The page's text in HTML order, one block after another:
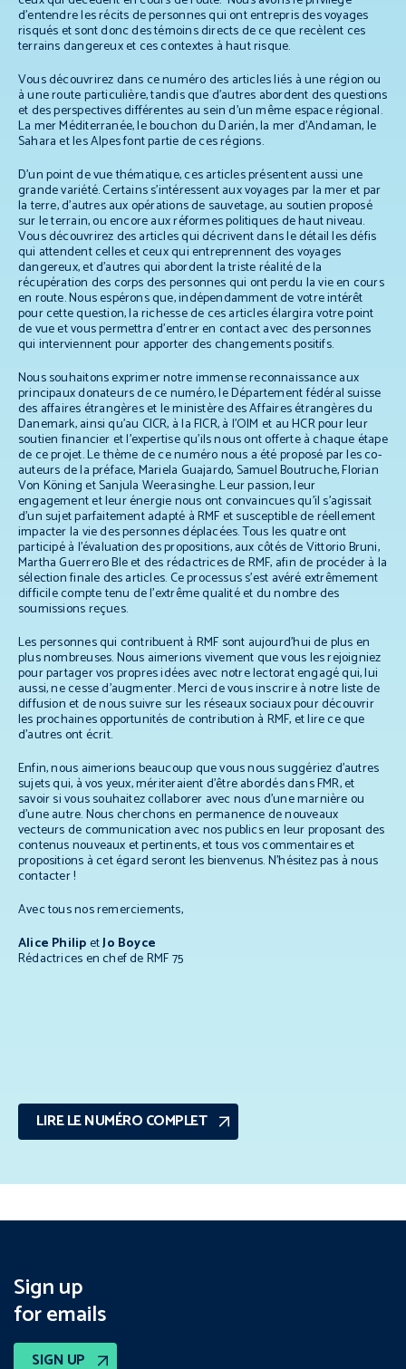
d’entendre les récits de personnes qui ont entrepris des voyages
risqués et sont donc des témoins directs de ce que recèlent ces
terrains dangereux et ces contextes à haut risque.
Vous découvrirez dans ce numéro des articles liés à une région ou
à une route particulière, tandis que d’autres abordent des questions
et des perspectives différentes au sein d’un même espace régional.
La mer Méditerranée, le bouchon du Darién, la mer d’Andaman, le
Sahara et les Alpes font partie de ces régions.
D’un point de vue thématique, ces articles présentent aussi une
grande variété. Certains s’intéressent aux voyages par la mer et par
la terre, d’autres aux opérations de sauvetage, au soutien proposé
sur le terrain, ou encore aux réformes politiques de haut niveau.
Vous découvrirez des articles qui décrivent dans le détail les défis
qui attendent celles et ceux qui entreprennent des voyages
dangereux, et d’autres qui abordent la triste réalité de la
récupération des corps des personnes qui ont perdu la vie en cours
en route. Nous espérons que, indépendamment de votre intérêt
pour cette question, la richesse de ces articles élargira votre point
de vue et vous permettra d’entrer en contact avec des personnes
qui interviennent pour apporter des changements positifs.
Nous souhaitons exprimer notre immense reconnaissance aux
principaux donateurs de ce numéro, le Département fédéral suisse
des affaires étrangères et le ministère des Affaires étrangères du
Danemark, ainsi qu’au CICR, à la FICR, à l’OIM et au HCR pour leur
soutien financier et l’expertise qu’ils nous ont offerte à chaque étape
de ce projet. Le thème de ce numéro nous a été proposé par les co-
auteurs de la préface, Mariela Guajardo, Samuel Boutruche, Florian
Von Köning et Sanjula Weerasinghe. Leur passion, leur
engagement et leur énergie nous ont convaincues qu’il s’agissait
d’un sujet parfaitement adapté à RMF et susceptible de réellement
impacter la vie des personnes déplacées. Tous les quatre ont
participé à l’évaluation des propositions, aux côtés de Vittorio Bruni,
Martha Guerrero Ble et des rédactrices de RMF, afin de procéder à la
sélection finale des articles. Ce processus s’est avéré extrêmement
difficile compte tenu de l’extrême qualité et du nombre des
soumissions reçues.
Les personnes qui contribuent à RMF sont aujourd’hui de plus en
plus nombreuses. Nous aimerions vivement que vous les rejoigniez
pour partager vos propres idées avec notre lectorat engagé qui, lui
aussi, ne cesse d’augmenter. Merci de vous inscrire à notre liste de
diffusion et de nous suivre sur les réseaux sociaux pour découvrir
les prochaines opportunités de contribution à RMF, et lire ce que
d’autres ont écrit.
Enfin, nous aimerions beaucoup que vous nous suggériez d’autres
sujets qui, à vos yeux, mériteraient d’être abordés dans FMR, et
savoir si vous souhaitez collaborer avec nous d’une marnière ou
d’une autre. Nous cherchons en permanence de nouveaux
vecteurs de communication avec nos publics en leur proposant des
contenus nouveaux et pertinents, et tous vos commentaires et
propositions à cet égard seront les bienvenus. N’hésitez pas à nous
contacter !
Avec tous nos remerciements,
Alice PhilipetJo Boyce
Rédactrices en chef de RMF 75
LIRE LE NUMÉRO COMPLET
Sign up
for emails
SIGN UP